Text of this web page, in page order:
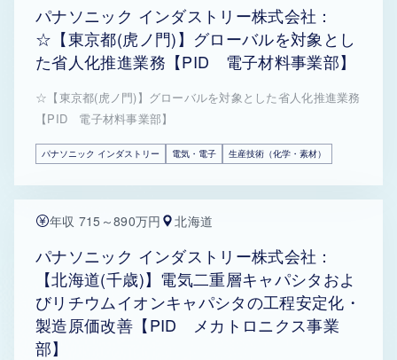
パナソニック インダストリー株式会社：
☆【東京都(虎ノ門)】グローバルを対象とし
た省人化推進業務【PID 電子材料事業部】
☆【東京都(虎ノ門)】グローバルを対象とした省人化推進業務
【PID 電子材料事業部】
パナソニック インダストリー 電気・電子 生産技術（化学・素材）
年収 715～890万円 北海道
パナソニック インダストリー株式会社：
【北海道(千歳)】電気二重層キャパシタおよ
びリチウムイオンキャパシタの工程安定化・
製造原価改善【PID メカトロニクス事業
部】